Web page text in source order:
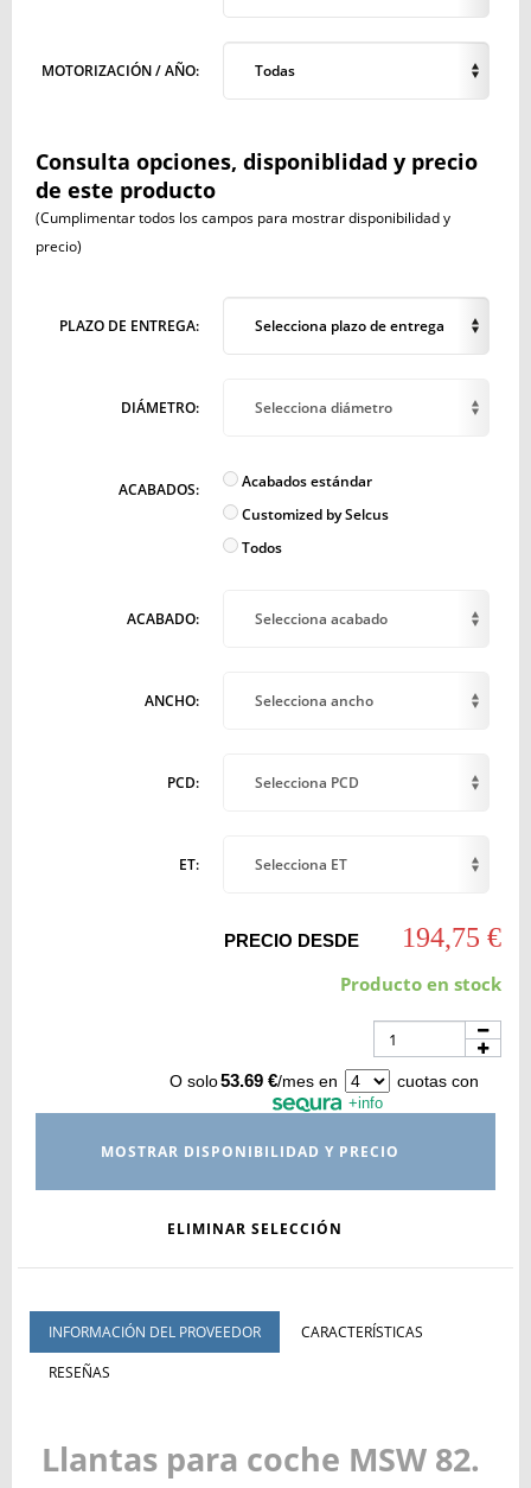
MOTORIZACIÓN / AÑO: Todas
Consulta opciones, disponiblidad y precio
de este producto
(Cumplimentar todos los campos para mostrar disponibilidad y
precio)
PLAZO DE ENTREGA: Selecciona plazo de entrega
DIÁMETRO: Selecciona diámetro
ACABADOS:
Acabados estándar
Customized by Selcus
Todos
ACABADO: Selecciona acabado
ANCHO: Selecciona ancho
PCD: Selecciona PCD
ET: Selecciona ET
PRECIO DESDE 194,75 €
Producto en stock
O solo53.69 €/mes en cuotas con
+info
MOSTRAR DISPONIBILIDAD Y PRECIO
ELIMINAR SELECCIÓN
INFORMACIÓN DEL PROVEEDOR
CARACTERÍSTICAS
RESEÑAS
Llantas para coche MSW 82.